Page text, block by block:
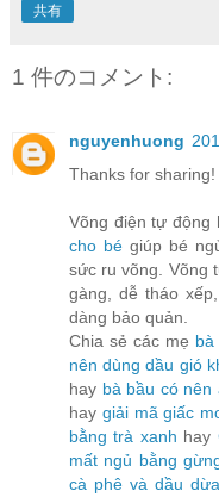
共有
1 件のコメント:
nguyenhuong
Thanks for
Võng điện tự động
cho bé giúp bé
sức ru võng. Võng
gàng, dễ tháo
dàng bảo quản.
Chia sẻ các mẹ
nên dùng dầu gió
hay bà bầu có nên
hay giải mã giấc
bằng trà xanh hay
mất ngủ bằng
cà phê và dầu dừa